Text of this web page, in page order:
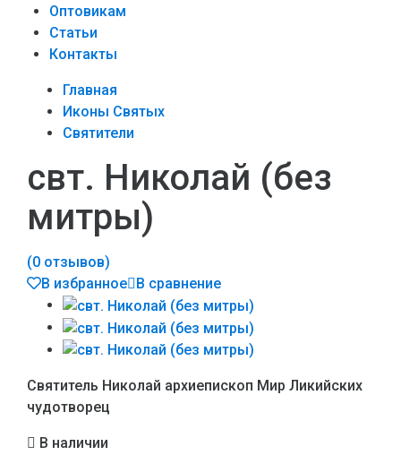
Оптовикам
Статьи
Контакты
Главная
Иконы Святых
Святители
свт. Николай (без
митры)
(0 отзывов)
В избранное В сравнение
Святитель Николай архиепископ Мир Ликийских
чудотворец
В наличии